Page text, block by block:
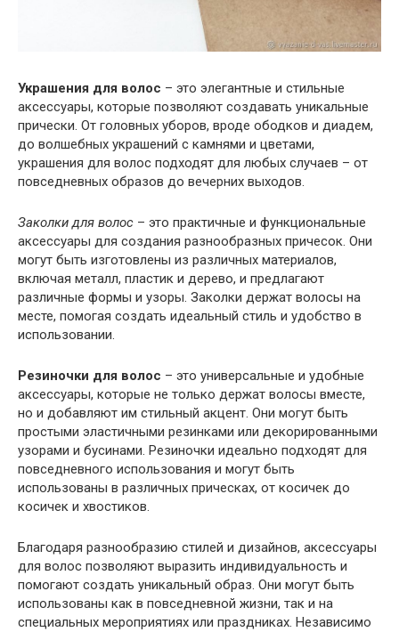
Украшения для волос – это элегантные и стильные
аксессуары, которые позволяют создавать уникальные
прически. От головных уборов, вроде ободков и диадем,
до волшебных украшений с камнями и цветами,
украшения для волос подходят для любых случаев – от
повседневных образов до вечерних выходов.
Заколки для волос – это практичные и функциональные
аксессуары для создания разнообразных причесок. Они
могут быть изготовлены из различных материалов,
включая металл, пластик и дерево, и предлагают
различные формы и узоры. Заколки держат волосы на
месте, помогая создать идеальный стиль и удобство в
использовании.
Резиночки для волос – это универсальные и удобные
аксессуары, которые не только держат волосы вместе,
но и добавляют им стильный акцент. Они могут быть
простыми эластичными резинками или декорированными
узорами и бусинами. Резиночки идеально подходят для
повседневного использования и могут быть
использованы в различных прическах, от косичек до
косичек и хвостиков.
Благодаря разнообразию стилей и дизайнов, аксессуары
для волос позволяют выразить индивидуальность и
помогают создать уникальный образ. Они могут быть
использованы как в повседневной жизни, так и на
специальных мероприятиях или праздниках. Независимо